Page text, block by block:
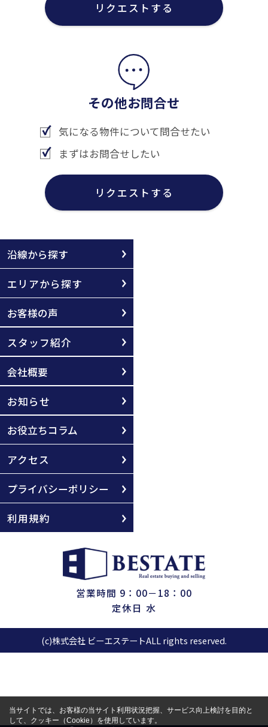
リクエストする
その他お問合せ
気になる物件について問合せたい
まずはお問合せしたい
リクエストする
沿線から探す
エリアから探す
お客様の声
スタッフ紹介
会社概要
お知らせ
お役立ちコラム
アクセス
プライバシーポリシー
利用規約
営業時間 9：00－18：00
定休日 水
(c)株式会社 ビーエステートALL rights reserved.
当サイトでは、お客様の当サイト利用状況把握、サービス向上検討を目的と
して、クッキー（Cookie）を使用しています。